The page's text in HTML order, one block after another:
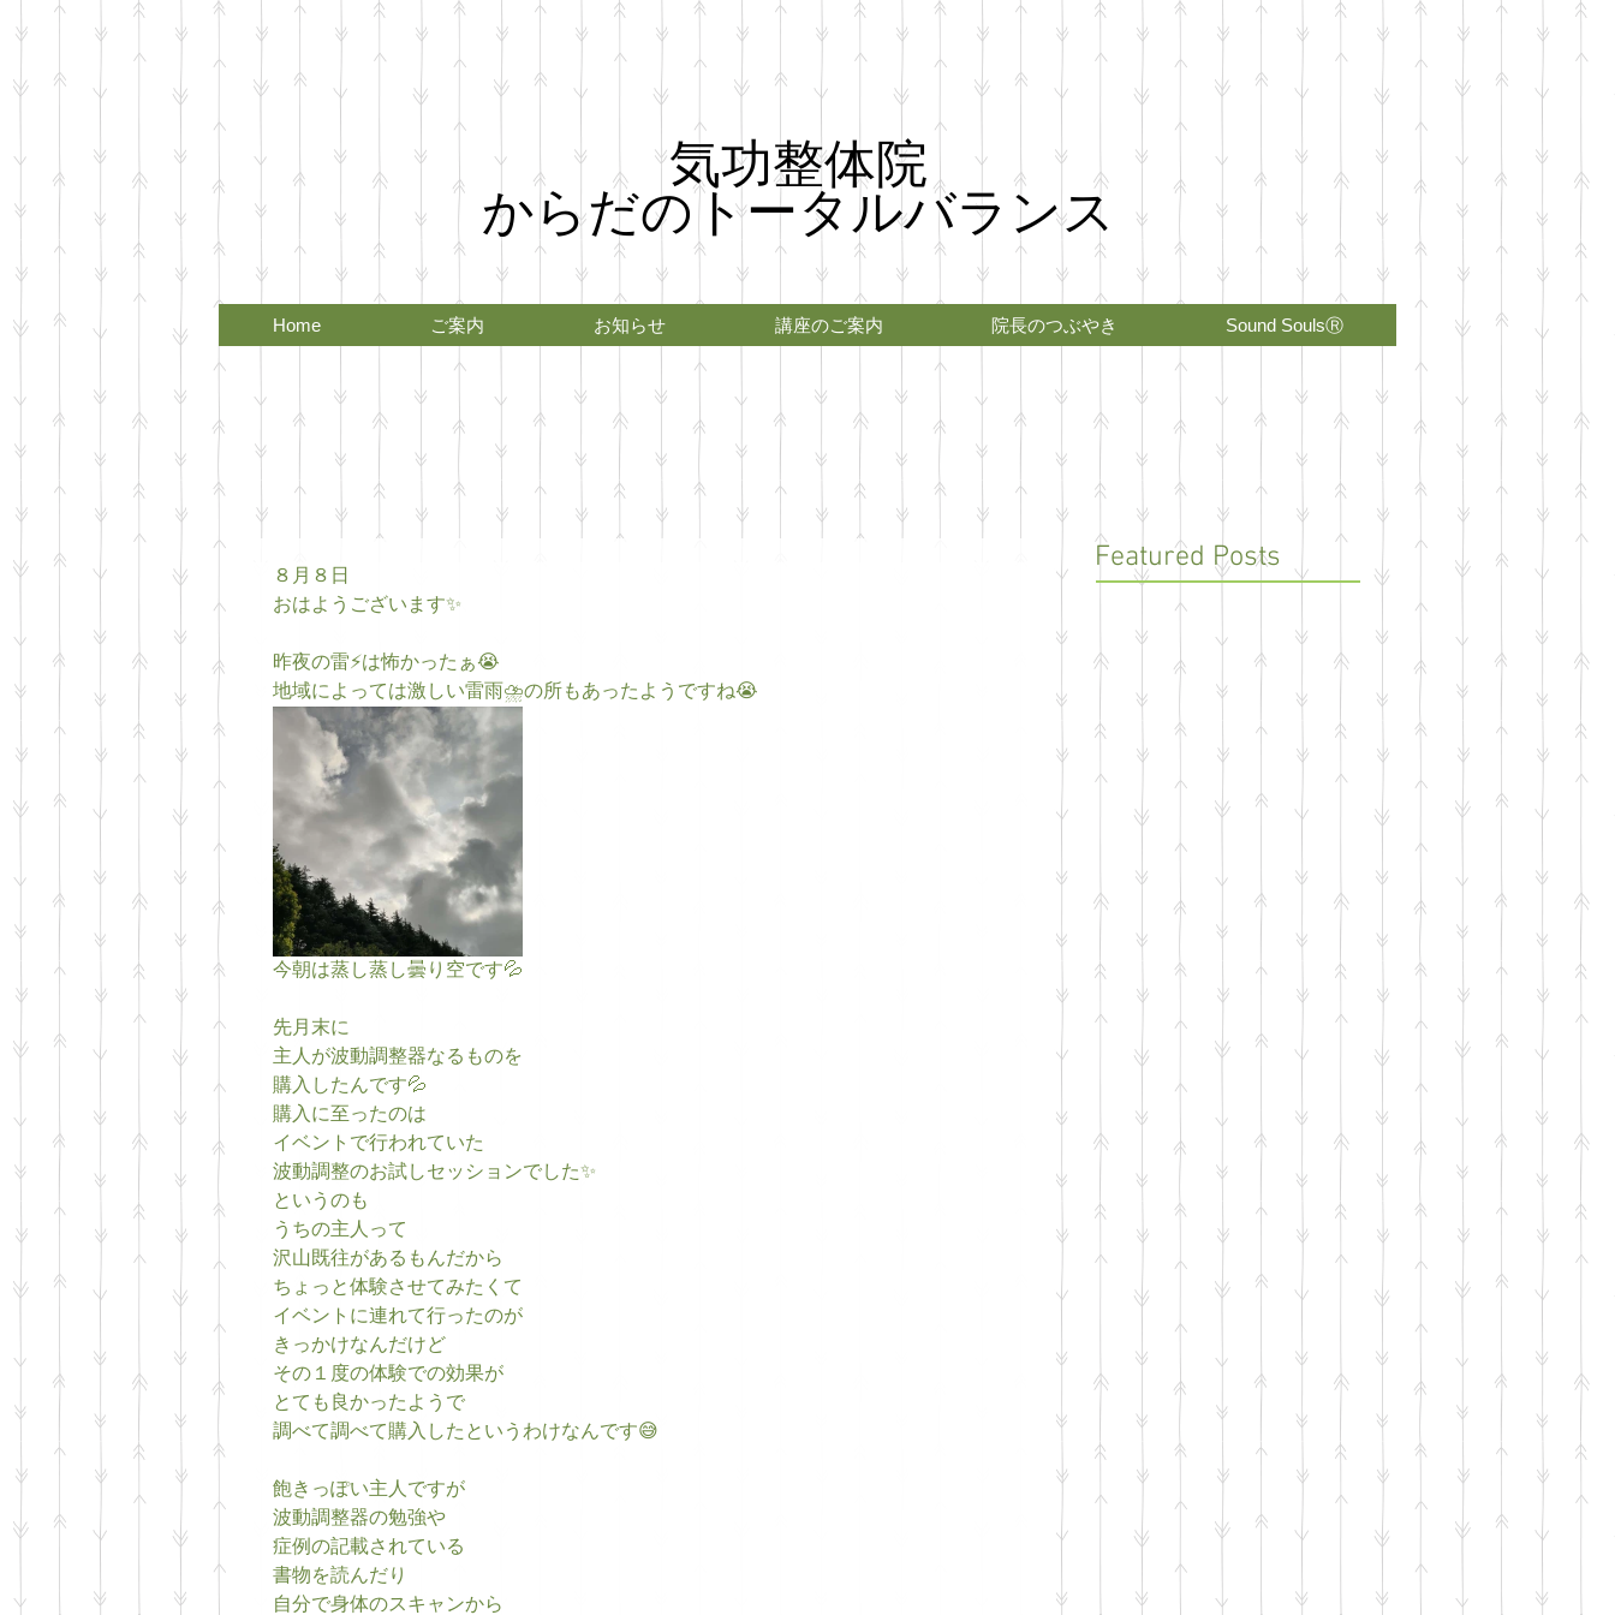
気功整体院
からだのトータルバランス
Home ご案内 お知らせ 講座のご案内 院長のつぶやき Sound SoulsⓇ
８月８日
おはようございます✨
昨夜の雷⚡は怖かったぁ😭
地域によっては激しい雷雨⛈️の所もあったようですね😭
今朝は蒸し蒸し曇り空です💦
先月末に
主人が波動調整器なるものを
購入したんです💦
購入に至ったのは
イベントで行われていた
波動調整のお試しセッションでした✨
というのも
うちの主人って
沢山既往があるもんだから
ちょっと体験させてみたくて
イベントに連れて行ったのが
きっかけなんだけど
その１度の体験での効果が
とても良かったようで
調べて調べて購入したというわけなんです😅
飽きっぽい主人ですが
波動調整器の勉強や
症例の記載されている
書物を読んだり
自分で身体のスキャンから
Featured Posts